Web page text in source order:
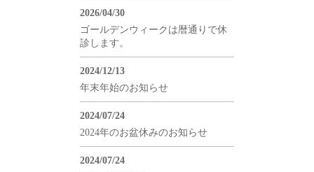
2026/04/30
ゴールデンウィークは暦通りで休
診します。
2024/12/13
年末年始のお知らせ
2024/07/24
2024年のお盆休みのお知らせ
2024/07/24